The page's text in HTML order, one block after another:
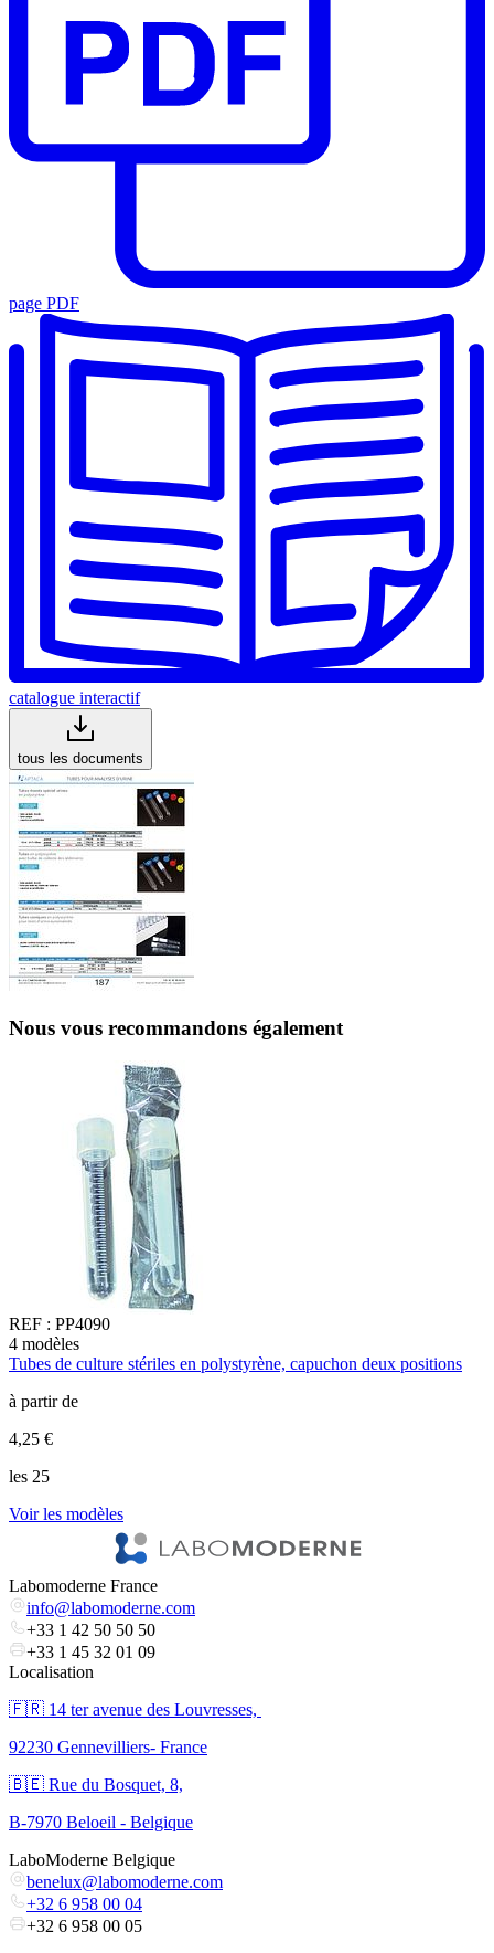
page PDF
catalogue interactif
tous les documents
Nous vous recommandons également
REF : PP4090
4 modèles
Tubes de culture stériles en polystyrène, capuchon deux positions
à partir de
4,25 €
les 25
Voir les modèles
Labomoderne France
info@labomoderne.com
+33 1 42 50 50 50
+33 1 45 32 01 09
Localisation
🇫🇷 ​14 ter avenue des Louvresses,
92230 Gennevilliers- France
🇧🇪 Rue du Bosquet, 8,
B-7970 Beloeil - Belgique
LaboModerne Belgique
benelux@labomoderne.com
+32 6 958 00 04
+32 6 958 00 05